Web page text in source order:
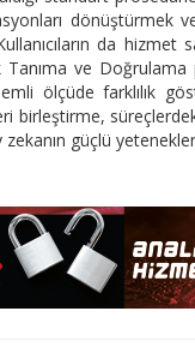
dönüştürmek
da hizmet
ve
ölçüde farklılık
birleştirme,
güçlü